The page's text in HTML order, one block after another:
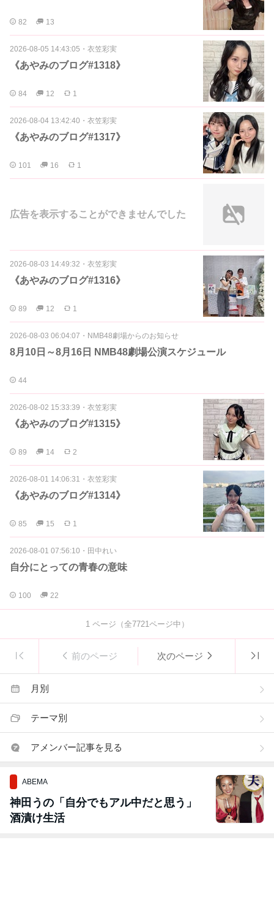
82 13
2026-08-05 14:43:05 ・ 衣笠彩実
《あやみのブログ#1318》
84 12 1
2026-08-04 13:42:40 ・ 衣笠彩実
《あやみのブログ#1317》
101 16 1
広告を表示することができませんでした
2026-08-03 14:49:32 ・ 衣笠彩実
《あやみのブログ#1316》
89 12 1
2026-08-03 06:04:07 ・ NMB48劇場からのお知らせ
8月10日～8月16日 NMB48劇場公演スケジュール
44
2026-08-02 15:33:39 ・ 衣笠彩実
《あやみのブログ#1315》
89 14 2
2026-08-01 14:06:31 ・ 衣笠彩実
《あやみのブログ#1314》
85 15 1
2026-08-01 07:56:10 ・ 田中れい
自分にとっての青春の意味
100 22
1ページ（全7721ページ中）
前のページ 次のページ
月別
テーマ別
アメンバー記事を見る
ABEMA
神田うの「自分でもアル中だと思う」
酒漬け生活